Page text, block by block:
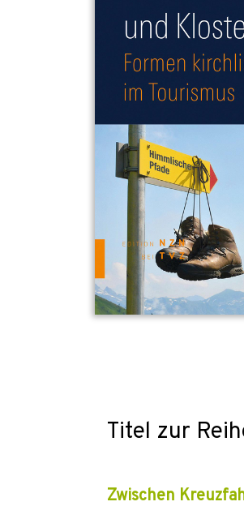
Titel zur
Zwischen